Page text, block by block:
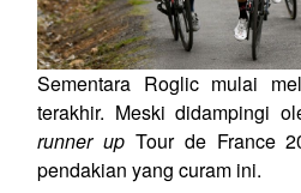
Sementara Roglic mulai
terakhir. Meski didampingi
runner upTour de France
pendakian yang curam ini.